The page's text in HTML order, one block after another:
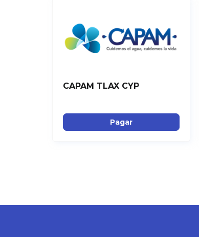
CAPAM TLAX CYP
Pagar